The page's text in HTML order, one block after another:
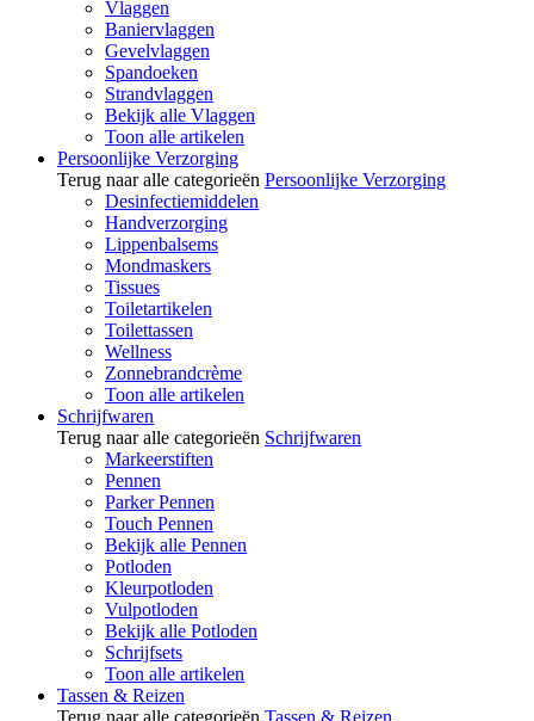
Vlaggen
Baniervlaggen
Gevelvlaggen
Spandoeken
Strandvlaggen
Bekijk alle Vlaggen
Toon alle artikelen
Persoonlijke Verzorging
Terug naar alle categorieën Persoonlijke Verzorging
Desinfectiemiddelen
Handverzorging
Lippenbalsems
Mondmaskers
Tissues
Toiletartikelen
Toilettassen
Wellness
Zonnebrandcrème
Toon alle artikelen
Schrijfwaren
Terug naar alle categorieën Schrijfwaren
Markeerstiften
Pennen
Parker Pennen
Touch Pennen
Bekijk alle Pennen
Potloden
Kleurpotloden
Vulpotloden
Bekijk alle Potloden
Schrijfsets
Toon alle artikelen
Tassen & Reizen
Terug naar alle categorieën Tassen & Reizen